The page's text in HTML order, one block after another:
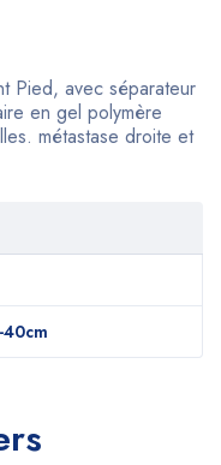
Pied, avec séparateur
en gel polymère
métastase droite et